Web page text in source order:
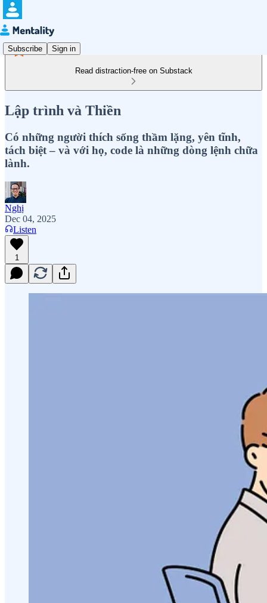
Subscribe Sign in
Read distraction-free on Substack
Lập trình và Thiền
Có những người thích sống thầm lặng, yên tĩnh,
tách biệt – và với họ, code là những dòng lệnh chữa
lành.
Nghị
Dec 04, 2025
Listen
1